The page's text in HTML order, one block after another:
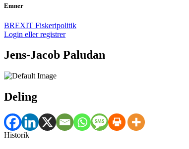
Emner
BREXIT Fiskeripolitik
Login eller registrer
Jens-Jacob Paludan
Deling
Historik